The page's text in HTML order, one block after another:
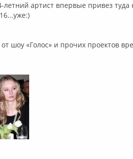
летний артист впервые привез
шоу «Голос» и прочих проектов